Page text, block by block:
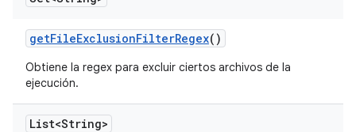
getFileExclusionFilterRegex()
Obtiene la regex para excluir ciertos archivos de la
ejecución.
List<String>